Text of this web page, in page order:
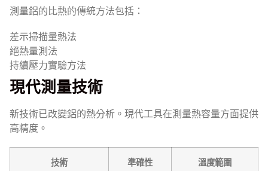
測量鋁的比熱的傳統方法包括：
差示掃描量熱法
絕熱量測法
持續壓力實驗方法
現代測量技術
新技術已改變鋁的熱分析。現代工具在測量熱容量方面提供
高精度。
技術 準確性 溫度範圍